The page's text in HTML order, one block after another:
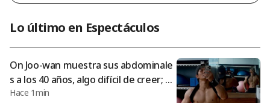
icadas junto a esta información, Cho Hyun-ah luce una aparie
ncia renovada tras haber logrado su éxito en la dieta. Anterior
mente, Cho Hyun-ah confesó que había utilizado Wegovy par
Lo último en Espectáculos
On Joo-wan muestra sus abdominale
s a los 40 años, algo difícil de creer; ♥r
eacción de Bang Min-ah [Star Issue]
Hace 1min